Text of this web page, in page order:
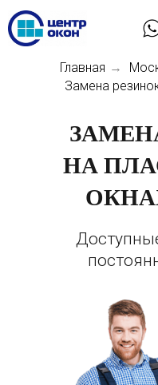
Главная →
Замена
НА